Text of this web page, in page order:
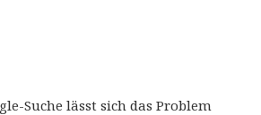
Suche lässt sich das Problem